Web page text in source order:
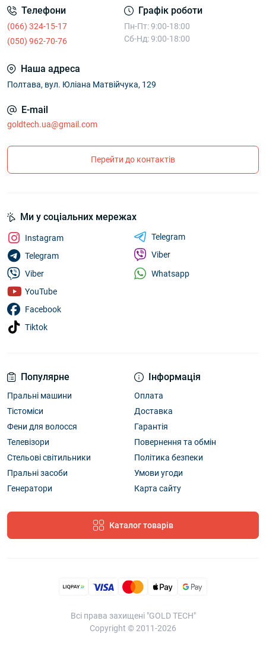
Телефони
(066) 324-15-17
(050) 962-70-76
Графік роботи
Пн-Пт: 9:00-18:00
Сб-Нд: 9:00-18:00
Наша адреса
Полтава, вул. Юліана Матвійчука, 129
E-mail
goldtech.ua@gmail.com
Перейти до контактів
Популярне
Пральні машини
Тістоміси
Фени для волосся
Телевізори
Стельові світильники
Пральні засоби
Генератори
Інформація
Оплата
Доставка
Гарантія
Повернення та обмін
Політика безпеки
Умови угоди
Карта сайту
Каталог товарів
Ми у соціальних мережах
Instagram
Telegram
Viber
YouTube
Facebook
Tiktok
Telegram
Viber
Whatsapp
Всі права захищені "GOLD TECH"
Copyright © 2011-2026